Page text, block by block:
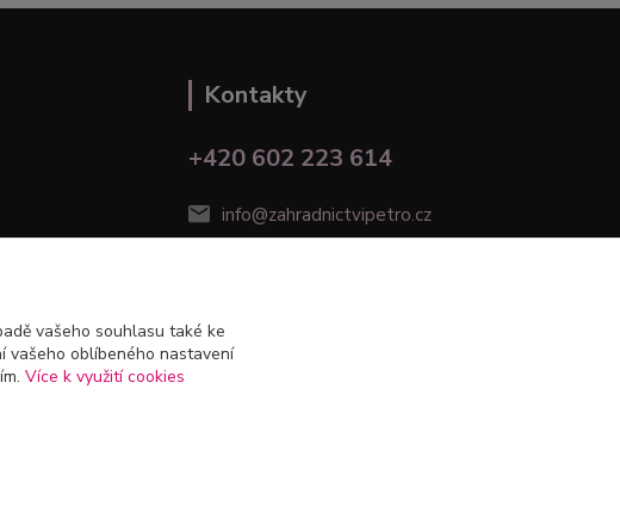
Kontakty
+420 602 223 614
info@zahradnictvipetro.cz
vašeho souhlasu také ke
vašeho oblíbeného nastavení
Více k využití cookies